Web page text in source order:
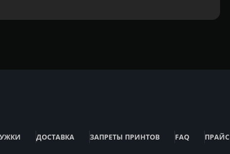
ДОСТАВКА ЗАПРЕТЫ ПРИНТОВ FAQ ПРАЙС